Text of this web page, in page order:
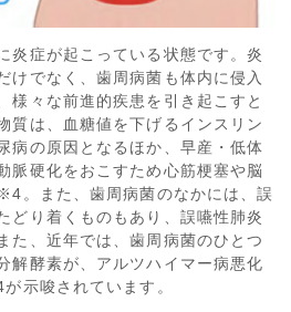
炎症が起こっている状態です。炎
けでなく、歯周病菌も体内に侵入
様々な前進的疾患を引き起こすと
質は、血糖値を下げるインスリン
病の原因となるほか、早産・低体
脈硬化をおこすため心筋梗塞や脳
。また、歯周病菌のなかには、誤
どり着くものもあり、誤嚥性肺炎
た、近年では、歯周病菌のひとつ
解酵素が、アルツハイマー病悪化
示唆されています。